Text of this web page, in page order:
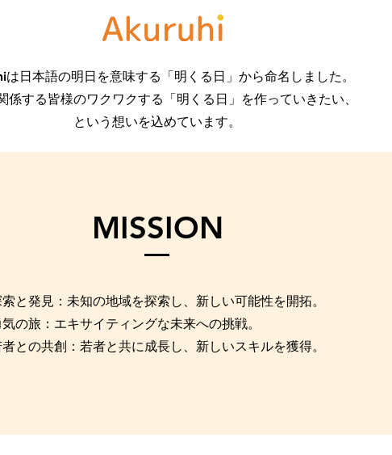
日本語の明日を意味する「明くる日」から命名しました。
係する皆様のワクワクする「明くる日」を作っていきたい、
という想いを込めています。
MISSION
と発見：未知の地域を探索し、新しい可能性を開拓。
気の旅：エキサイティングな未来への挑戦。
との共創：若者と共に成長し、新しいスキルを獲得。